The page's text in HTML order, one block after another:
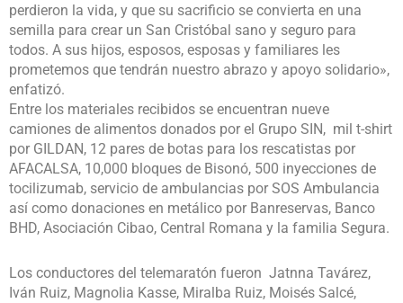
perdieron la vida, y que su sacrificio se convierta en una
semilla para crear un San Cristóbal sano y seguro para
todos. A sus hijos, esposos, esposas y familiares les
prometemos que tendrán nuestro abrazo y apoyo solidario»,
enfatizó.
Entre los materiales recibidos se encuentran nueve
camiones de alimentos donados por el Grupo SIN, mil t-shirt
por GILDAN, 12 pares de botas para los rescatistas por
AFACALSA, 10,000 bloques de Bisonó, 500 inyecciones de
tocilizumab, servicio de ambulancias por SOS Ambulancia
así como donaciones en metálico por Banreservas, Banco
BHD, Asociación Cibao, Central Romana y la familia Segura.
Los conductores del telemaratón fueron Jatnna Tavárez,
Iván Ruiz, Magnolia Kasse, Miralba Ruiz, Moisés Salcé,